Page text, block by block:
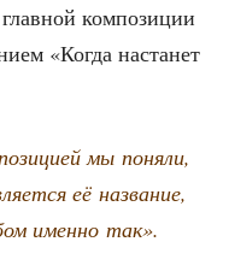
ком­по­зи­ции
«Когда наста­нет
мы поня­ли,
её назва­ние,
имен­но так».